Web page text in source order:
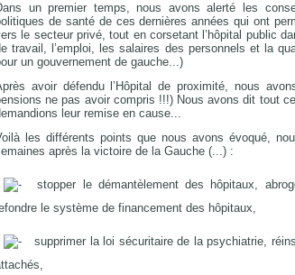
un premier temps, nous avons alerté les
de santé de ces dernières années qui ont
le secteur privé, tout en corsetant l’hôpital public
travail, l’emploi, les salaires des personnels et la
un gouvernement de gauche...)
avoir défendu l’Hôpital de proximité, nous
ne pas avoir compris !!!) Nous avons dit tout
leur remise en cause...
les différents points que nous avons évoqué,
après la victoire de la Gauche (...) :
stopper le démantèlement des hôpitaux,
le système de financement des hôpitaux,
supprimer la loi sécuritaire de la psychiatrie,